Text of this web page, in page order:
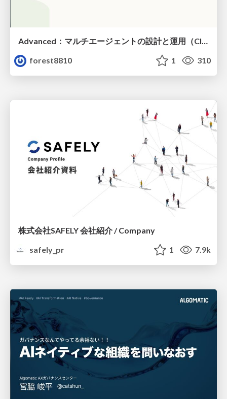
Advanced：マルチエージェントの設計と運用（Claude Code）
forest8810
1 310
株式会社SAFELY 会社紹介 / Company
safely_pr
1 7.9k